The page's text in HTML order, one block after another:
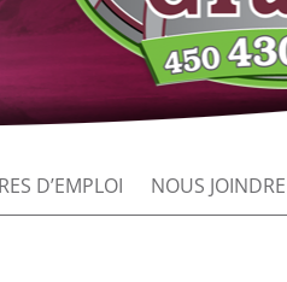
D’EMPLOI NOUS JOINDRE